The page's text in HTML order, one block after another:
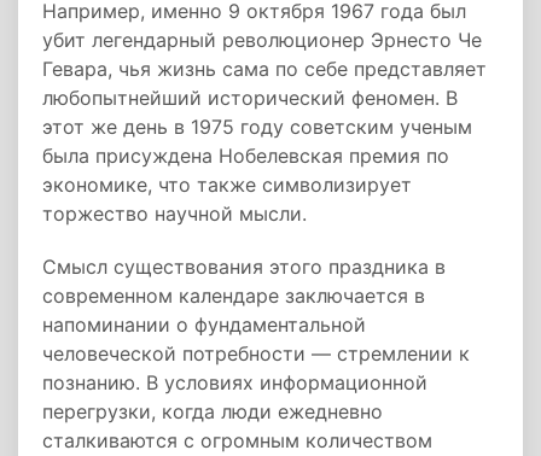
Например, именно 9 октября 1967 года был
убит легендарный революционер Эрнесто Че
Гевара, чья жизнь сама по себе представляет
любопытнейший исторический феномен. В
этот же день в 1975 году советским ученым
была присуждена Нобелевская премия по
экономике, что также символизирует
торжество научной мысли.
Смысл существования этого праздника в
современном календаре заключается в
напоминании о фундаментальной
человеческой потребности — стремлении к
познанию. В условиях информационной
перегрузки, когда люди ежедневно
сталкиваются с огромным количеством